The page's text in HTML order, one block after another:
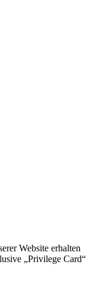
Website erhalten
„Privilege Card“